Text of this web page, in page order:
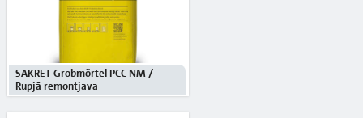
SAKRET Grobmörtel PCC NM /
Rupjā remontjava